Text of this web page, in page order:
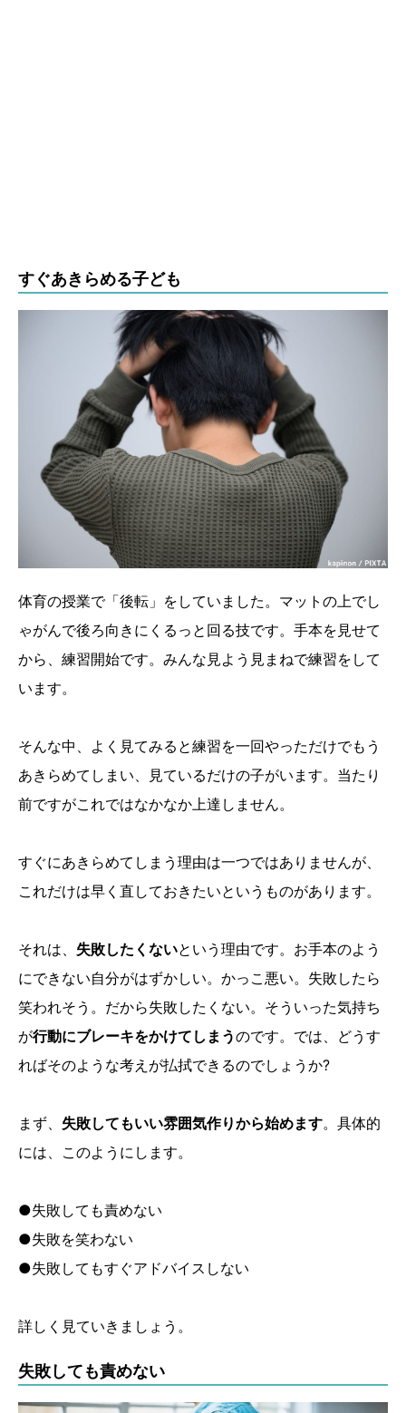
すぐあきらめる子ども
体育の授業で「後転」をしていました。マットの上でし
ゃがんで後ろ向きにくるっと回る技です。手本を見せて
から、練習開始です。みんな見よう見まねで練習をして
います。
そんな中、よく見てみると練習を一回やっただけでもう
あきらめてしまい、見ているだけの子がいます。当たり
前ですがこれではなかなか上達しません。
すぐにあきらめてしまう理由は一つではありませんが、
これだけは早く直しておきたいというものがあります。
それは、 失敗したくないという理由です。お手本のよう
にできない自分がはずかしい。かっこ悪い。失敗したら
笑われそう。だから失敗したくない。そういった気持ち
が行動にブレーキをかけてしまうのです。では、どうす
ればそのような考えが払拭できるのでしょうか?
まず、 失敗してもいい雰囲気作りから始めます。具体的
には、このようにします。
●失敗しても責めない
●失敗を笑わない
●失敗してもすぐアドバイスしない
詳しく見ていきましょう。
失敗しても責めない